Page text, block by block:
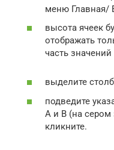
меню Главная/
высота ячеек
отображать
часть
выделите
подведите
А и B (на
кликните.